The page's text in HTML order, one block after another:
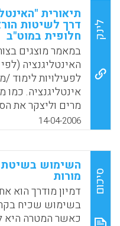
להמחיש את נושאי
השימוש במצגת
קלים ופשוטים
מהסטודנטים
המאמר מעלה
בר)
לינק
תיאורית
דרך לשיטות
חלופית במוט"ב
במאמר מוצגים
האינטליגנציה
לפעילויות לימוד
אינטליגנציה.
מרים וליצקר את
אוטנטית העשויה
רב ממדית. מוצגות
לדרכי עבודה
תיאוריית
מובאות הצעות
על מטלות ביצוע
להחיל בכל נושא
והטכנולוגיה)
14-04-2006
סיכום
השימוש בשיטת
מורות
דמיון מודרך הוא
בשימוש שכיח
כאשר המטרה היא